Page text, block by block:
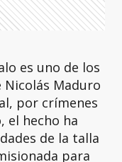
es uno de los
Nicolás Maduro
por crímenes
el hecho ha
de la talla
para